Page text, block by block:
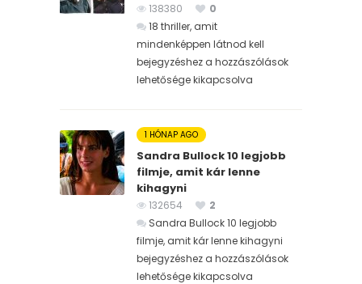
138380
0
18 thriller, amit
mindenképpen látnod kell
bejegyzéshez a hozzászólások
lehetősége kikapcsolva
1 HÓNAP AGO
Sandra Bullock 10 legjobb
filmje, amit kár lenne
kihagyni
132654
2
Sandra Bullock 10 legjobb
filmje, amit kár lenne kihagyni
bejegyzéshez a hozzászólások
lehetősége kikapcsolva